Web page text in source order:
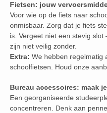
Fietsen: jouw
Voor wie op de fiets naar
onmisbaar. Zorg dat je fiets
is. Vergeet niet een stevig
zijn niet veilig zonder.
Extra: We hebben regelmatig
schoolfietsen. Houd onze
Bureau accessoires: maak
Een georganiseerde
concentreren. Denk aan